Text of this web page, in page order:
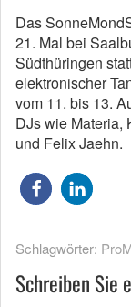
Das
21. Mal bei
Südthüringen
elektronischer
vom 11. bis 13.
DJs wie Materia,
und Felix Jaehn.
Schlagwörter:
Schreiben Sie